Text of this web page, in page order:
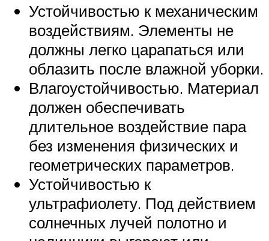
Устойчивостью к механическим
воздействиям. Элементы не
должны легко царапаться или
облазить после влажной уборки.
Влагоустойчивостью. Материал
должен обеспечивать
длительное воздействие пара
без изменения физических и
геометрических параметров.
Устойчивостью к
ультрафиолету. Под действием
солнечных лучей полотно и